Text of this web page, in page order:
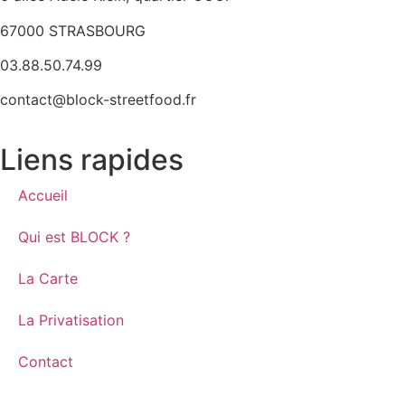
67000 STRASBOURG
03.88.50.74.99
contact@block-streetfood.fr
Liens rapides
Accueil
Qui est BLOCK ?
La Carte
La Privatisation
Contact